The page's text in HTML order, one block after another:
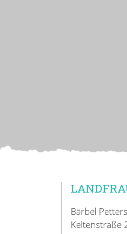
Bärbel Petters
Keltenstraße